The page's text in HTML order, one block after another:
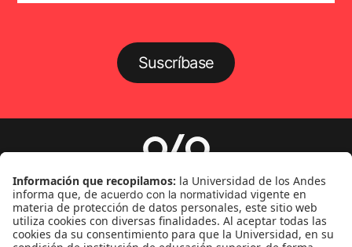
Suscríbase
Género